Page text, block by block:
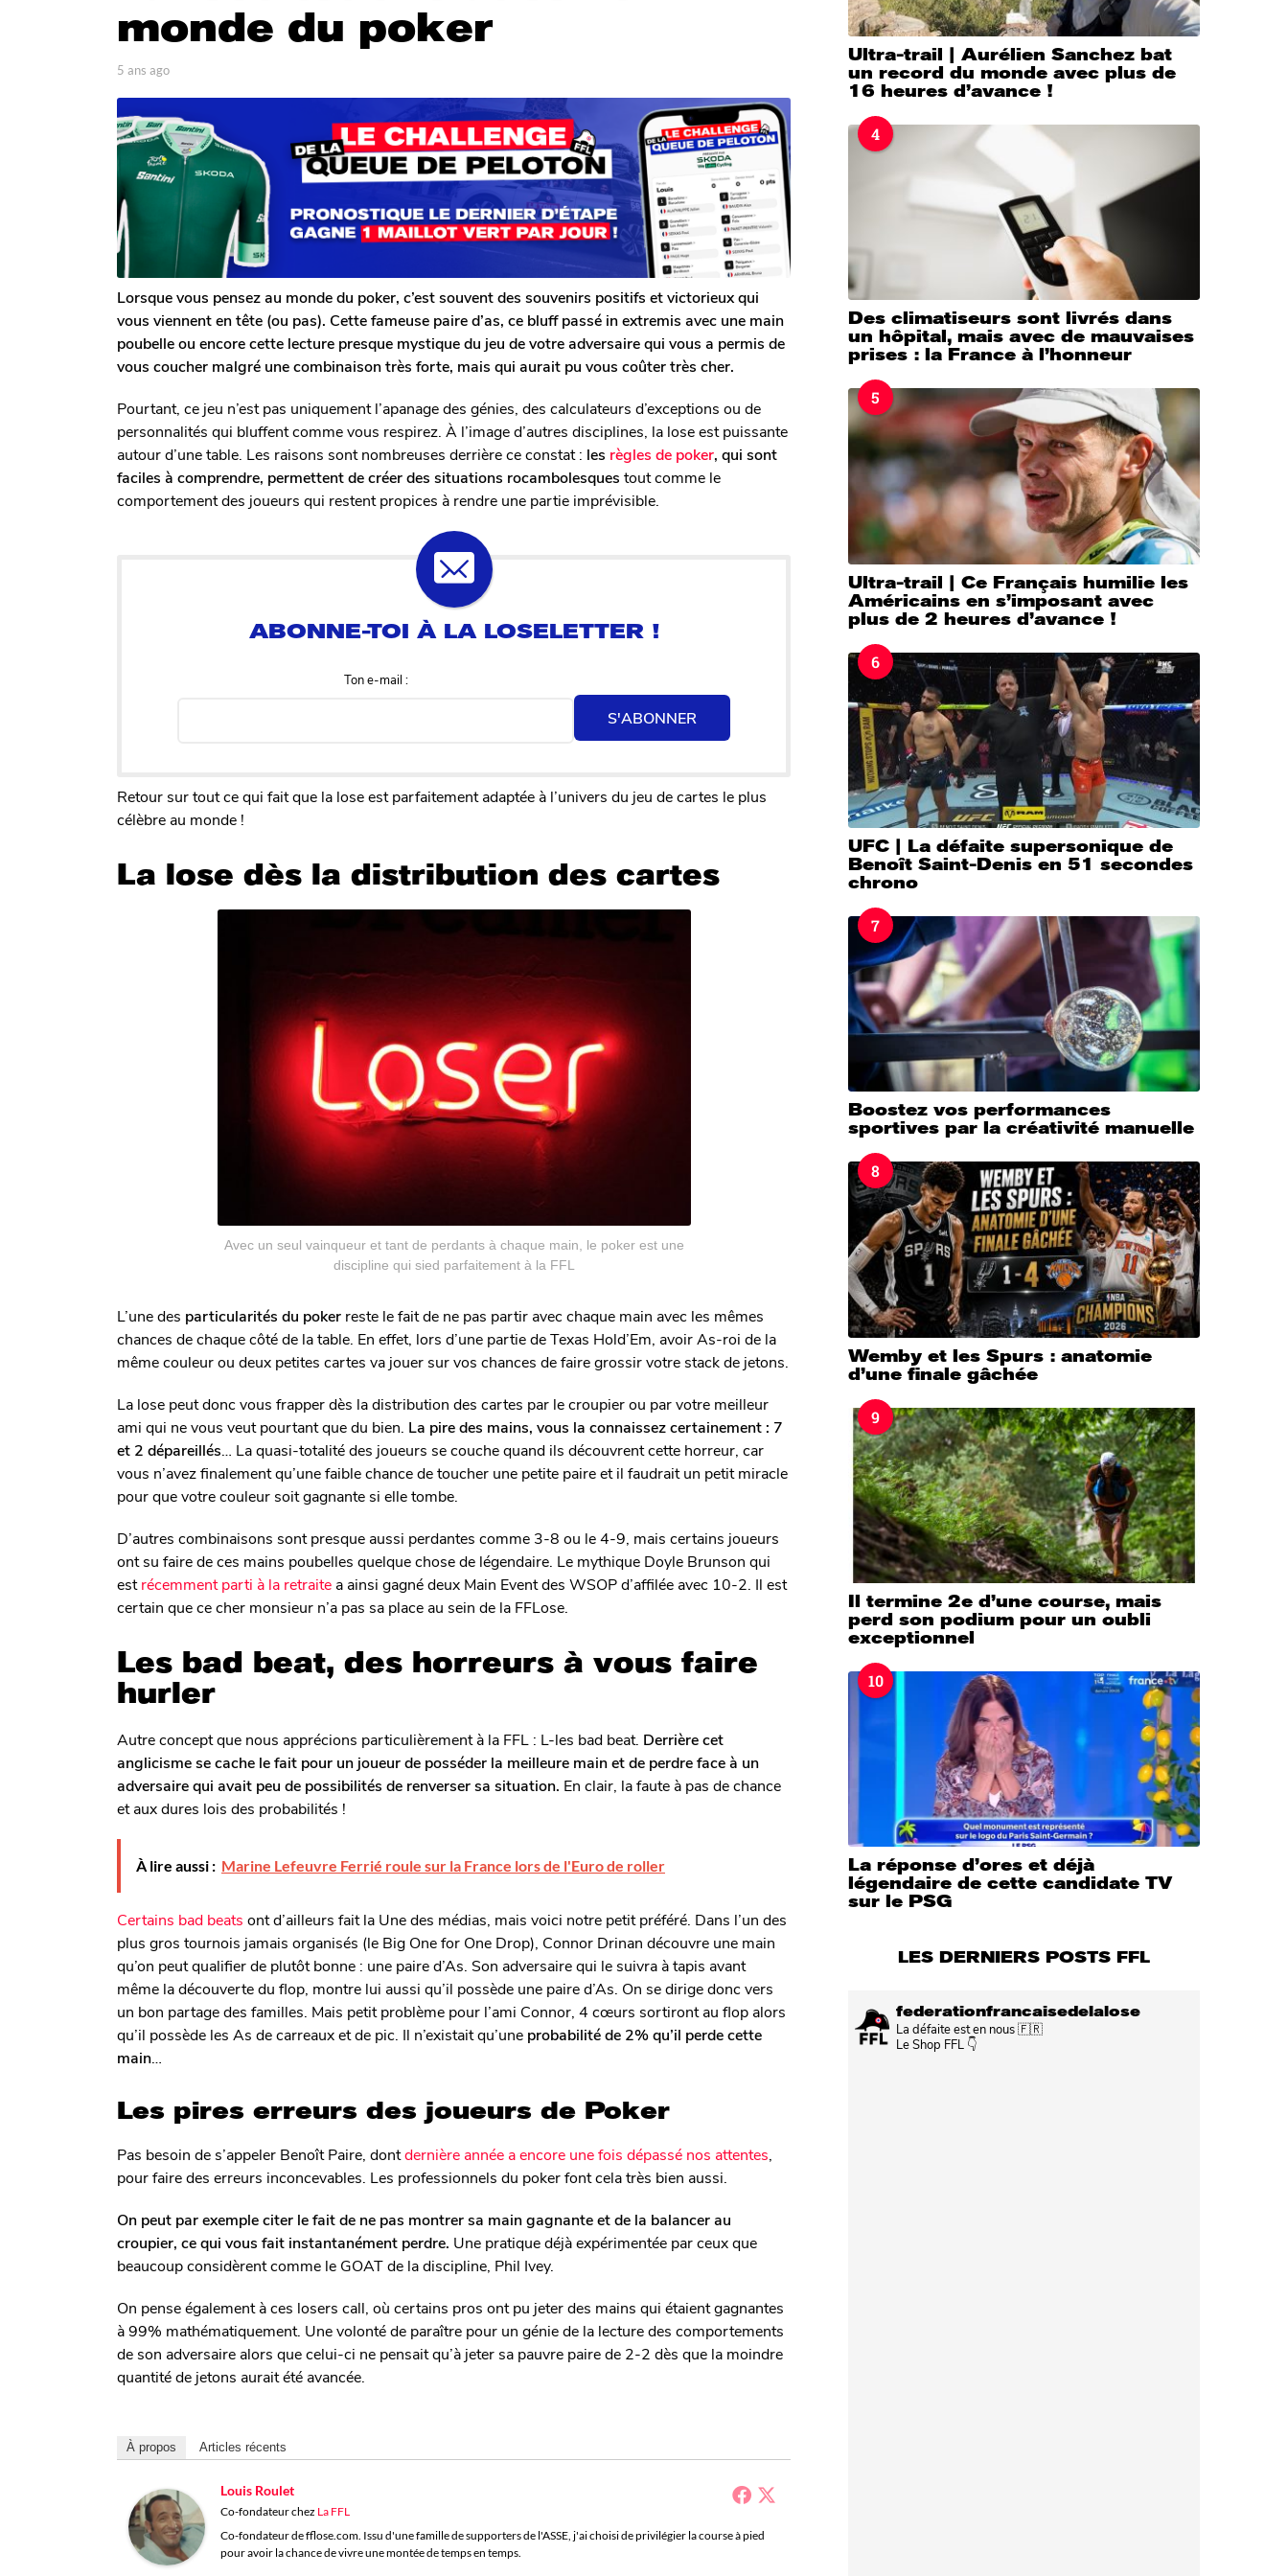
s
a
g
4
a
n
s
a
g
o
monde du poker
p
r
L
o
u
i
s
R
o
u
l
e
t
5 ans ago
s
a
o
Lorsque vous pensez au monde du poker, c’est souvent des souvenirs positifs et victorieux qui
vous viennent en tête (ou pas). Cette fameuse paire d’as, ce bluff passé in extremis avec une main
poubelle ou encore cette lecture presque mystique du jeu de votre adversaire qui vous a permis de
vous coucher malgré une combinaison très forte, mais qui aurait pu vous coûter très cher.
Pourtant, ce jeu n’est pas uniquement l’apanage des génies, des calculateurs d’exceptions ou de
personnalités qui bluffent comme vous respirez. À l’image d’autres disciplines, la lose est puissante
autour d’une table. Les raisons sont nombreuses derrière ce constat : les règles de poker, qui sont
faciles à comprendre, permettent de créer des situations rocambolesques tout comme le
comportement des joueurs qui restent propices à rendre une partie imprévisible.
Ton e-mail :
S'ABONNER
Retour sur tout ce qui fait que la lose est parfaitement adaptée à l’univers du jeu de cartes le plus
célèbre au monde !
La lose dès la distribution des cartes
Avec un seul vainqueur et tant de perdants à chaque main, le poker est une
discipline qui sied parfaitement à la FFL
L’une des particularités du poker reste le fait de ne pas partir avec chaque main avec les mêmes
chances de chaque côté de la table. En effet, lors d’une partie de Texas Hold’Em, avoir As-roi de la
même couleur ou deux petites cartes va jouer sur vos chances de faire grossir votre stack de jetons.
La lose peut donc vous frapper dès la distribution des cartes par le croupier ou par votre meilleur
ami qui ne vous veut pourtant que du bien. La pire des mains, vous la connaissez certainement : 7
et 2 dépareillés … La quasi-totalité des joueurs se couche quand ils découvrent cette horreur, car
vous n’avez finalement qu’une faible chance de toucher une petite paire et il faudrait un petit miracle
pour que votre couleur soit gagnante si elle tombe.
D’autres combinaisons sont presque aussi perdantes comme 3-8 ou le 4-9, mais certains joueurs
ont su faire de ces mains poubelles quelque chose de légendaire. Le mythique Doyle Brunson qui
estrécemment parti à la retraite a ainsi gagné deux Main Event des WSOP d’affilée avec 10-2. Il est
certain que ce cher monsieur n’a pas sa place au sein de la FFLose.
Les bad beat, des horreurs à vous faire
hurler
Autre concept que nous apprécions particulièrement à la FFL : L-les bad beat. Derrière cet
anglicisme se cache le fait pour un joueur de posséder la meilleure main et de perdre face à un
adversaire qui avait peu de possibilités de renverser sa situation. En clair, la faute à pas de chance
et aux dures lois des probabilités !
À lire aussi : Marine Lefeuvre Ferrié roule sur la France lors de l'Euro de roller
Certains bad beats ont d’ailleurs fait la Une des médias, mais voici notre petit préféré. Dans l’un des
plus gros tournois jamais organisés (le Big One for One Drop), Connor Drinan découvre une main
qu’on peut qualifier de plutôt bonne : une paire d’As. Son adversaire qui le suivra à tapis avant
même la découverte du flop, montre lui aussi qu’il possède une paire d’As. On se dirige donc vers
un bon partage des familles. Mais petit problème pour l’ami Connor, 4 cœurs sortiront au flop alors
qu’il possède les As de carreaux et de pic. Il n’existait qu’une probabilité de 2% qu’il perde cette
main
Les pires erreurs des joueurs de Poker
Pas besoin de s’appeler Benoît Paire, dontdernière année a encore une fois dépassé nos attentes
pour faire des erreurs inconcevables. Les professionnels du poker font cela très bien aussi.
On peut par exemple citer le fait de ne pas montrer sa main gagnante et de la balancer au
croupier, ce qui vous fait instantanément perdre. Une pratique déjà expérimentée par ceux que
beaucoup considèrent comme le GOAT de la discipline, Phil Ivey.
On pense également à ces losers call, où certains pros ont pu jeter des mains qui étaient gagnantes
à 99% mathématiquement. Une volonté de paraître pour un génie de la lecture des comportements
de son adversaire alors que celui-ci ne pensait qu’à jeter sa pauvre paire de 2-2 dès que la moindre
quantité de jetons aurait été avancée.
À propos Articles récents
Louis Roulet
Co-fondateurchez La FFL
Co-fondateur de fflose.com. Issu d'une famille de supporters de l'ASSE, j'ai choisi de privilégier la course à pied
pour avoir la chance de vivre une montée de temps en temps.
Ultra-trail | Aurélien Sanchez bat
un record du monde avec plus de
16 heures d’avance !
4
Des climatiseurs sont livrés dans
un hôpital, mais avec de mauvaises
prises : la France à l’honneur
5
Ultra-trail | Ce Français humilie les
Américains en s’imposant avec
plus de 2 heures d’avance !
6
UFC | La défaite supersonique de
Benoît Saint-Denis en 51 secondes
chrono
7
Boostez vos performances
sportives par la créativité manuelle
8
Wemby et les Spurs : anatomie
d’une finale gâchée
9
Il termine 2e d’une course, mais
perd son podium pour un oubli
exceptionnel
10
La réponse d’ores et déjà
légendaire de cette candidate TV
sur le PSG
LES DERNIERS POSTS FFL
federationfrancaisedelalose
La défaite est en nous 🇫🇷
Le Shop FFL 👇